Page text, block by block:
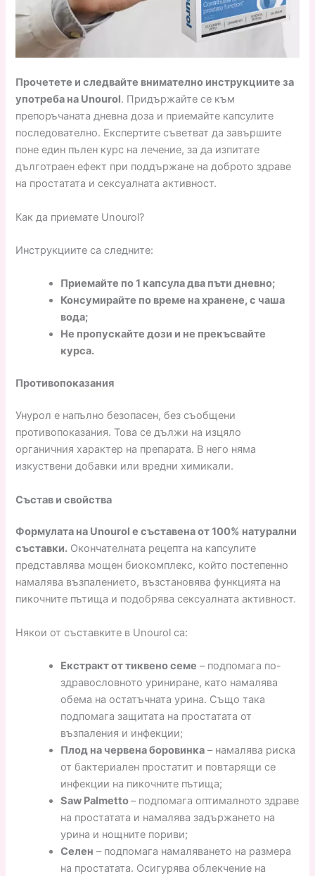
Прочетете и следвайте внимателно инструкциите за
употреба на Unourol. Придържайте се към
препоръчаната дневна доза и приемайте капсулите
последователно. Експертите съветват да завършите
поне един пълен курс на лечение, за да изпитате
дълготраен ефект при поддържане на доброто здраве
на простатата и сексуалната активност.
Как да приемате Unourol?
Инструкциите са следните:
Приемайте по 1 капсула два пъти дневно;
Консумирайте по време на хранене, с чаша
вода;
Не пропускайте дози и не прекъсвайте
курса.
Противопоказания
Унурол е напълно безопасен, без съобщени
противопоказания. Това се дължи на изцяло
органичния характер на препарата. В него няма
изкуствени добавки или вредни химикали.
Състав и свойства
Формулата на Unourol е съставена от 100% натурални
съставки. Окончателната рецепта на капсулите
представлява мощен биокомплекс, който постепенно
намалява възпалението, възстановява функцията на
пикочните пътища и подобрява сексуалната активност.
Някои от съставките в Unourol са:
Екстракт от тиквено семе – подпомага по-
здравословното уриниране, като намалява
обема на остатъчната урина. Също така
подпомага защитата на простатата от
възпаления и инфекции;
Плод на червена боровинка – намалява риска
от бактериален простатит и повтарящи се
инфекции на пикочните пътища;
Saw Palmetto– подпомага оптималното здраве
на простатата и намалява задържането на
урина и нощните пориви;
Селен – подпомага намаляването на размера
на простатата. Осигурява облекчение на